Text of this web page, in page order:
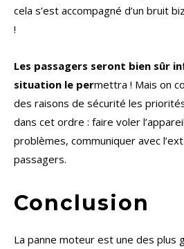
cela s’est accompagné d’un bruit
!
Les passagers seront bien sûr
situation le permettra ! Mais on
des raisons de sécurité les
dans cet ordre : faire voler
problèmes, communiquer avec
passagers.
Conclusion
La panne moteur est une des plus